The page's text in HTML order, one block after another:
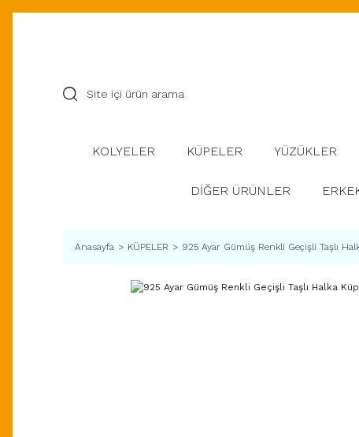
KOLYELER KÜPELER YÜZÜKLER
DİĞER ÜRÜNLER
Anasayfa KÜPELER 925 Ayar Gümüş Renkli Geçişli Taşlı